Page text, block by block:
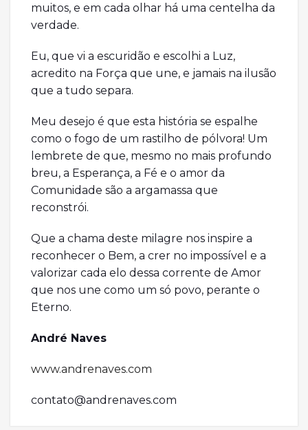
muitos, e em cada olhar há uma centelha da
verdade.
Eu, que vi a escuridão e escolhi a Luz,
acredito na Força que une, e jamais na ilusão
que a tudo separa.
Meu desejo é que esta história se espalhe
como o fogo de um rastilho de pólvora! Um
lembrete de que, mesmo no mais profundo
breu, a Esperança, a Fé e o amor da
Comunidade são a argamassa que
reconstrói.
Que a chama deste milagre nos inspire a
reconhecer o Bem, a crer no impossível e a
valorizar cada elo dessa corrente de Amor
que nos une como um só povo, perante o
Eterno.
André Naves
www.andrenaves.com
contato@andrenaves.com